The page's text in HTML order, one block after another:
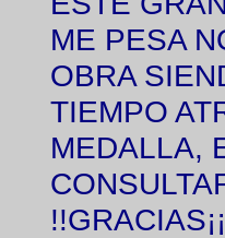
ME PESA
OBRA
TIEMPO
MEDALLA,